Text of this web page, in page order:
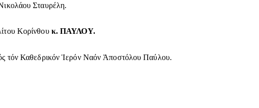
Σταυρέλη.
Κορίνθου κ. ΠΑΥΛΟΥ.
τόν Καθεδρικόν Ἱερόν Ναόν Ἀποστόλου Παύλου.